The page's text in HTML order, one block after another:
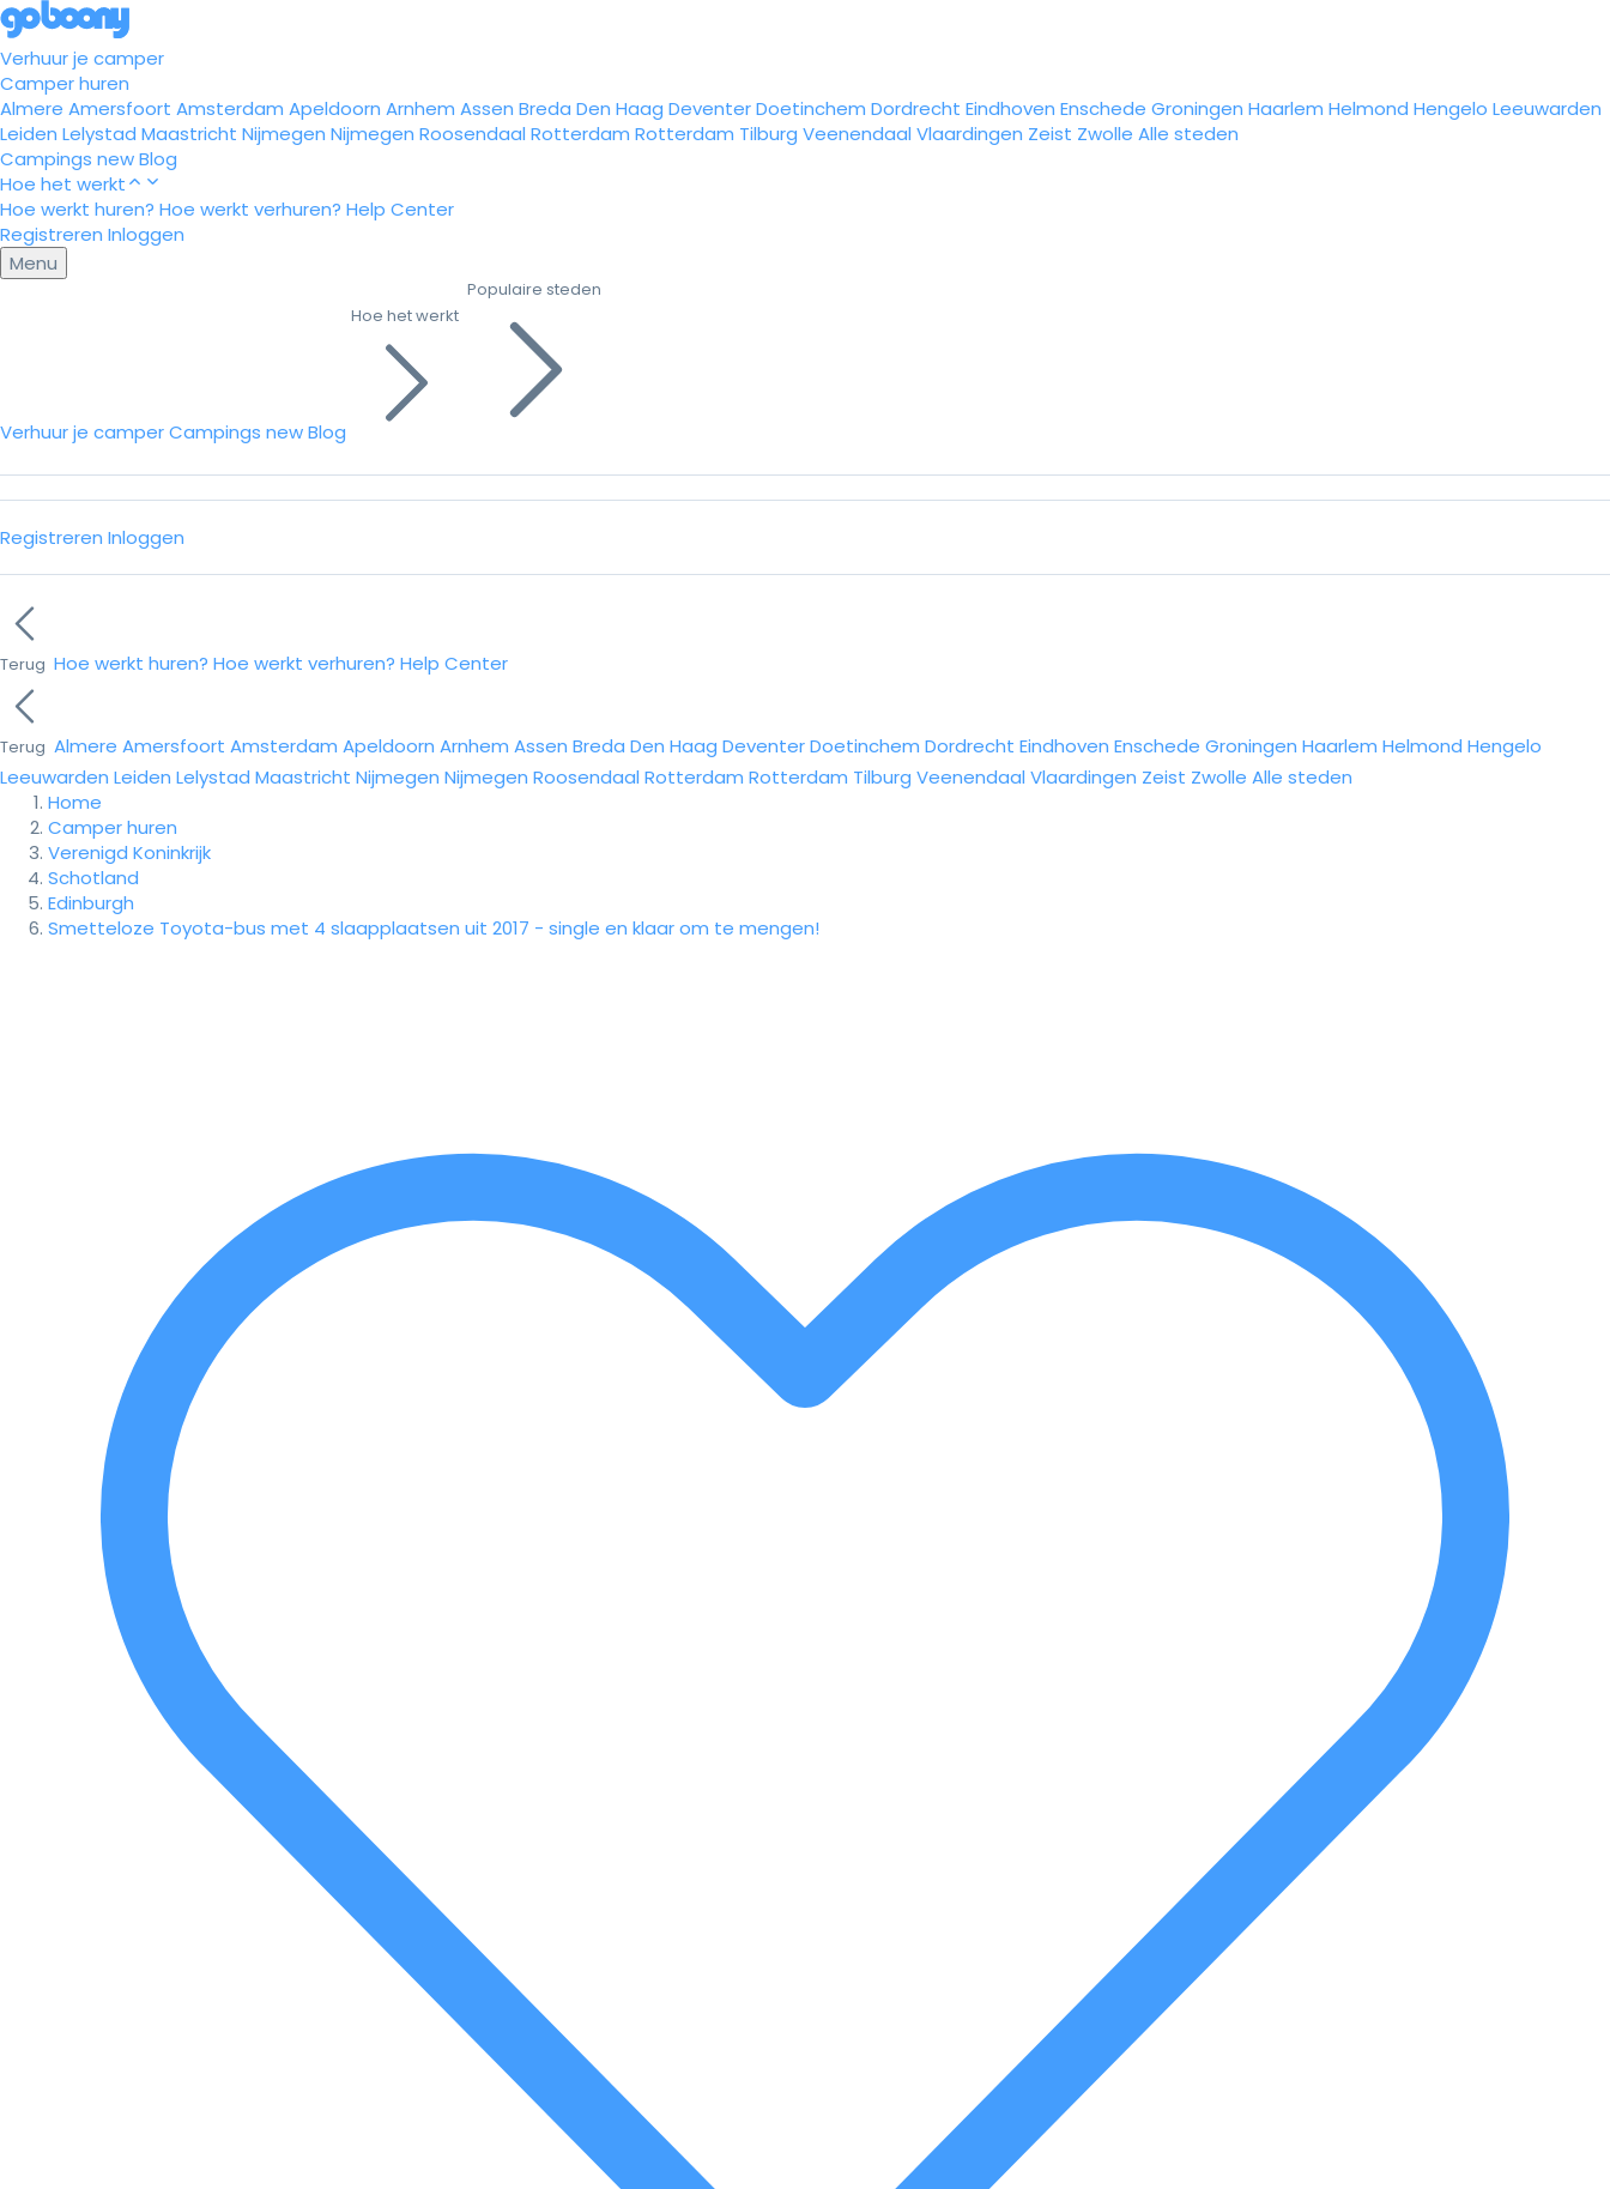
Verhuur je camper
Camper huren
Almere Amersfoort Amsterdam Apeldoorn Arnhem Assen Breda Den Haag DeventerDoetinchem Dordrecht Eindhoven Enschede Groningen Haarlem Helmond Hengelo Leeuwarden
Leiden Lelystad Maastricht Nijmegen Nijmegen Roosendaal Rotterdam Rotterdam Tilburg Veenendaal Vlaardingen Zeist Zwolle Alle steden
Campings newBlog
Hoe het werkt
Hoe werkt huren? Hoe werkt verhuren? Help Center
Registreren Inloggen
Menu
Verhuur je camperCampings newBlog
Hoe het werkt
Populaire steden
Registreren Inloggen
Terug Hoe werkt huren? Hoe werkt verhuren? Help Center
Terug Almere Amersfoort Amsterdam Apeldoorn Arnhem Assen Breda Den Haag DeventerDoetinchem Dordrecht Eindhoven Enschede Groningen Haarlem Helmond Hengelo
Leeuwarden Leiden Lelystad Maastricht Nijmegen Nijmegen Roosendaal Rotterdam Rotterdam Tilburg Veenendaal Vlaardingen Zeist Zwolle Alle steden
Home
Camper huren
Verenigd Koninkrijk
Schotland
Edinburgh
Smetteloze Toyota-bus met 4 slaapplaatsen uit 2017 - single en klaar om te mengen!